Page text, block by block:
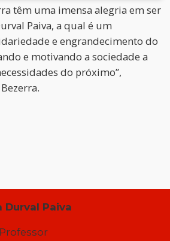
têm uma imensa alegria em ser
Paiva, a qual é um
e engrandecimento do
e motivando a sociedade a
do próximo”,
Durval Paiva